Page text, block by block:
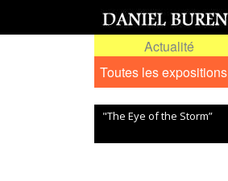
Actualité
Toutes les expositions
"The Eye of the Storm”